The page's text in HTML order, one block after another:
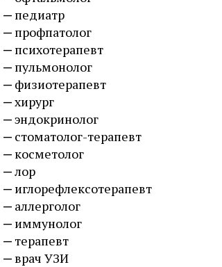
педиатр
профпатолог
психотерапевт
пульмонолог
физиотерапевт
хирург
эндокринолог
стоматолог-терапевт
косметолог
лор
иглорефлексотерапевт
аллерголог
иммунолог
терапевт
врач УЗИ